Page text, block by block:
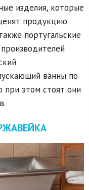
изделия, которые
продукцию
португальские
ванны по
при этом стоят они